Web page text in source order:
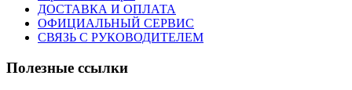
ДОСТАВКА И ОПЛАТА
ОФИЦИАЛЬНЫЙ СЕРВИС
СВЯЗЬ С РУКОВОДИТЕЛЕМ
Полезные ссылки